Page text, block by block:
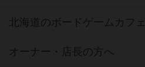
北海道のボードゲームカフェ
オーナー・店長の方へ